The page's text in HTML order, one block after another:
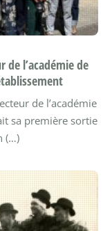
l’académie de
de l’académie
sa première sortie
(…)